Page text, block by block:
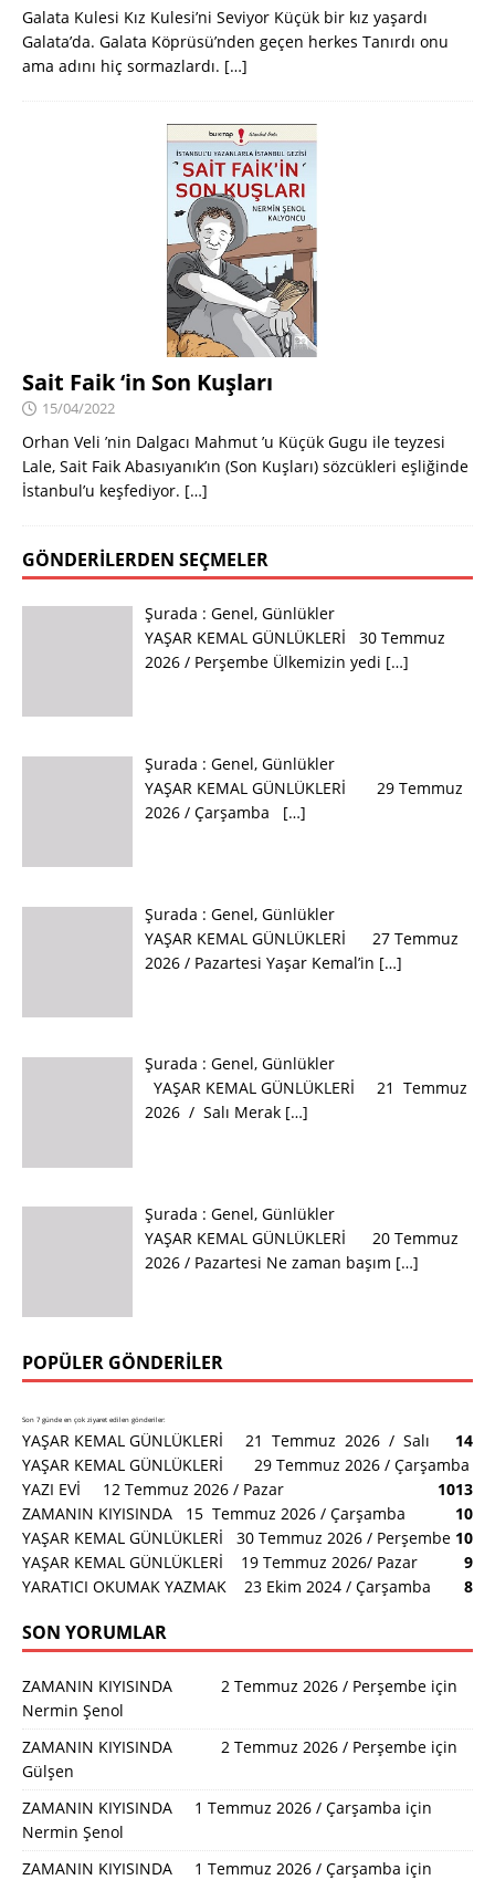
Galata Kulesi Kız Kulesi’ni Seviyor Küçük bir kız yaşardı
Galata’da. Galata Köprüsü’nden geçen herkes Tanırdı onu
ama adını hiç sormazlardı. […]
Sait Faik ‘in Son Kuşları
15/04/2022
Orhan Veli ’nin Dalgacı Mahmut ’u Küçük Gugu ile teyzesi
Lale, Sait Faik Abasıyanık’ın (Son Kuşları) sözcükleri eşliğinde
İstanbul’u keşfediyor. […]
GÖNDERILERDEN SEÇMELER
Şurada : Genel, Günlükler
YAŞAR KEMAL GÜNLÜKLERİ 30 Temmuz
2026 / Perşembe Ülkemizin yedi […]
Şurada : Genel, Günlükler
YAŞAR KEMAL GÜNLÜKLERİ 29 Temmuz
2026 / Çarşamba […]
Şurada : Genel, Günlükler
YAŞAR KEMAL GÜNLÜKLERİ 27 Temmuz
2026 / Pazartesi Yaşar Kemal’in […]
Şurada : Genel, Günlükler
YAŞAR KEMAL GÜNLÜKLERİ 21 Temmuz
2026 / Salı Merak […]
Şurada : Genel, Günlükler
YAŞAR KEMAL GÜNLÜKLERİ 20 Temmuz
2026 / Pazartesi Ne zaman başım […]
POPÜLER GÖNDERILER
Son 7 günde en çok ziyaret edilen gönderiler:
YAŞAR KEMAL GÜNLÜKLERİ 21 Temmuz 2026 / Salı
14
YAŞAR KEMAL GÜNLÜKLERİ 29 Temmuz 2026 / Çarşamba
13
YAZI EVİ 12 Temmuz 2026 / Pazar
10
ZAMANIN KIYISINDA 15 Temmuz 2026 / Çarşamba
10
YAŞAR KEMAL GÜNLÜKLERİ 30 Temmuz 2026 / Perşembe 10
YAŞAR KEMAL GÜNLÜKLERİ 19 Temmuz 2026/ Pazar
9
YARATICI OKUMAK YAZMAK 23 Ekim 2024 / Çarşamba
8
SON YORUMLAR
ZAMANIN KIYISINDA 2 Temmuz 2026 / Perşembe için
Nermin Şenol
ZAMANIN KIYISINDA 2 Temmuz 2026 / Perşembe için
Gülşen
ZAMANIN KIYISINDA 1 Temmuz 2026 / Çarşamba için
Nermin Şenol
ZAMANIN KIYISINDA 1 Temmuz 2026 / Çarşamba için